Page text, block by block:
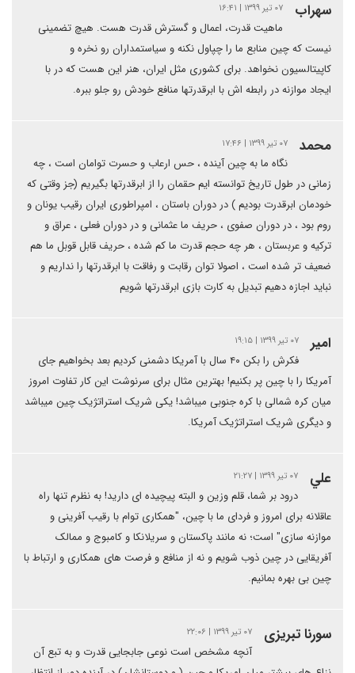
سهراب ۰۷ تیر ۱۳۹۹ | ۱۶:۴۱
ماهیت قدرت، اعمال و گسترش قدرت هست. هیچ تضمینی
نیست که چین منابع ما را چپاول نکنه و سیاستمداران رو نخره و
کاپیتالسیون نخواهد. برای کشوری مثل ایران، هنر این هست که در با
ایجاد موازنه در رابطه اش با ابرقدرتها منافع خودش رو جلو ببره.
محمد ۰۷ تیر ۱۳۹۹ | ۱۷:۴۶
نگاه ما به چین آینده ، حس ارعاب و حسرت توامان است ، چه
زمانی در طول تاریخ توانسته ایم حقمان را از ابرقدرتها بگیریم (جز وقتی که
خودمان ابرقدرت بودیم ) در دوران باستان ، امپراطوری ایران رقیب یونان و
روم بود ، در دوران صفوی ، حریف ما عثمانی و در دوران فعلی ، عراق و
ترکیه و عربستان ، هر چه حجم قدرت ما کم شده ، حریف قابل قوبل ما هم
ضعیف تر شده است ، اصولا توان رقابت و رفاقت با ابرقدرتها را نداریم و
نباید اجازه دهیم تبدیل به کارت بازی ابرقدرتها شویم
امیر ۰۷ تیر ۱۳۹۹ | ۱۹:۱۵
فکرش را بکن ۴۰ سال با آمریکا دشمنی کردیم بعد بخواهیم جای
آمریکا را با چین پر بکنیم! بهترین مثال برای سرنوشت این کار تفاوت امروز
میان کره شمالی با کره جنوبی میباشد! یکی شریک استراتژیک چین میباشد
و دیگری شریک استراتژیک آمریکا.
علي ۰۷ تیر ۱۳۹۹ | ۲۱:۲۷
درود بر شما، قلم وزین و البته پیچیده ای دارید! به نظرم تنها راه
عاقلانه برای امروز و فردای ما با چین، "همکاری توام با رقیب آفرینی و
موازنه سازی" است؛ نه مانند پاکستان و سریلانکا و کامبوج و ممالک
آفریقایی در چین ذوب شویم و نه از منافع و فرصت های همکاری و ارتباط با
چین بی بهره بمانیم.
سورنا تبریزی ۰۷ تیر ۱۳۹۹ | ۲۲:۰۶
آنچه مشخص است نوعی جابجایی قدرت و به تبع آن